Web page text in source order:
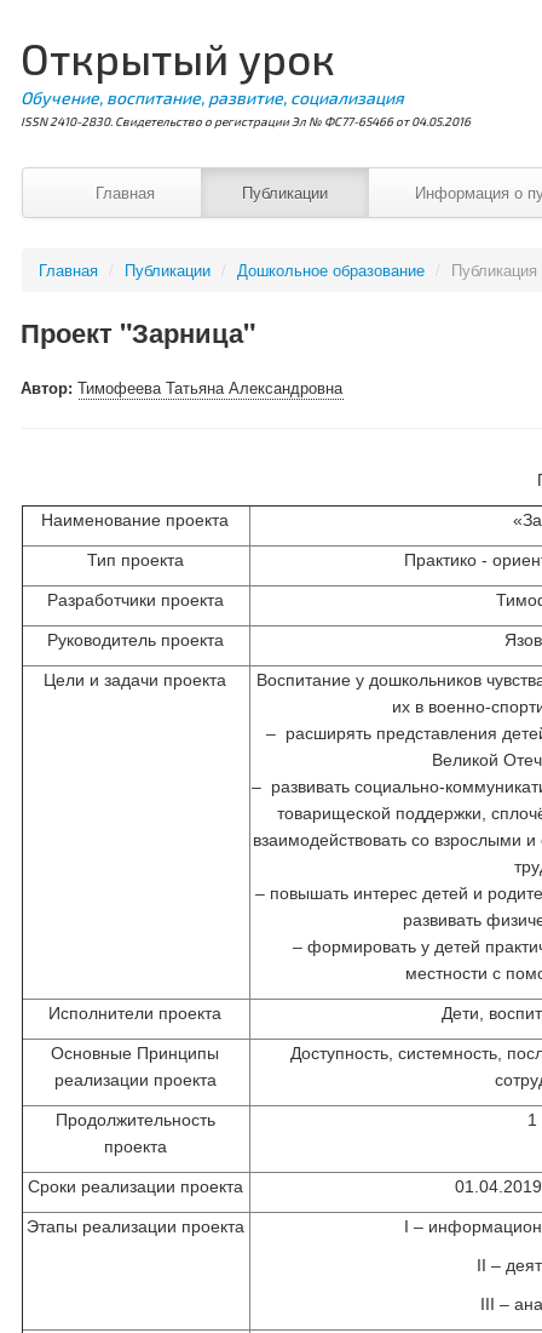
Открытый урок
Обучение, воспитание, развитие, социализация
ISSN 2410-2830. Свидетельство о регистрации Эл № ФС77-65466 от 04.05.2016
Главная Публикации Информация о
Главная / Публикации / Дошкольное образование /
Проект "Зарница"
Автор:Тимофеева Татьяна Александровна
Наименование проекта
Тип проекта Практико -
Разработчики проекта
Руководитель проекта
Цели и задачи проекта
Воспитание у дошкольников
их в военно-
– расширять представления
Великой
– развивать социально-
товарищеской поддержки,
взаимодействовать со взрослыми
– повышать интерес детей и
развивать
– формировать у детей
местности с
Исполнители проекта Дети,
Основные Принципы
реализации проекта
Доступность, системность,
Продолжительность
проекта
1
Сроки реализации проекта
Этапы реализации проекта
I –
II –
III –